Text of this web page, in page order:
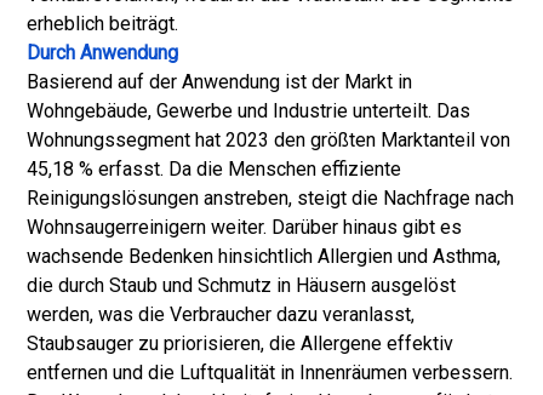
erheblich beiträgt.
Durch Anwendung
Basierend auf der Anwendung ist der Markt in
Wohngebäude, Gewerbe und Industrie unterteilt. Das
Wohnungssegment hat 2023 den größten Marktanteil von
45,18 % erfasst. Da die Menschen effiziente
Reinigungslösungen anstreben, steigt die Nachfrage nach
Wohnsaugerreinigern weiter. Darüber hinaus gibt es
wachsende Bedenken hinsichtlich Allergien und Asthma,
die durch Staub und Schmutz in Häusern ausgelöst
werden, was die Verbraucher dazu veranlasst,
Staubsauger zu priorisieren, die Allergene effektiv
entfernen und die Luftqualität in Innenräumen verbessern.